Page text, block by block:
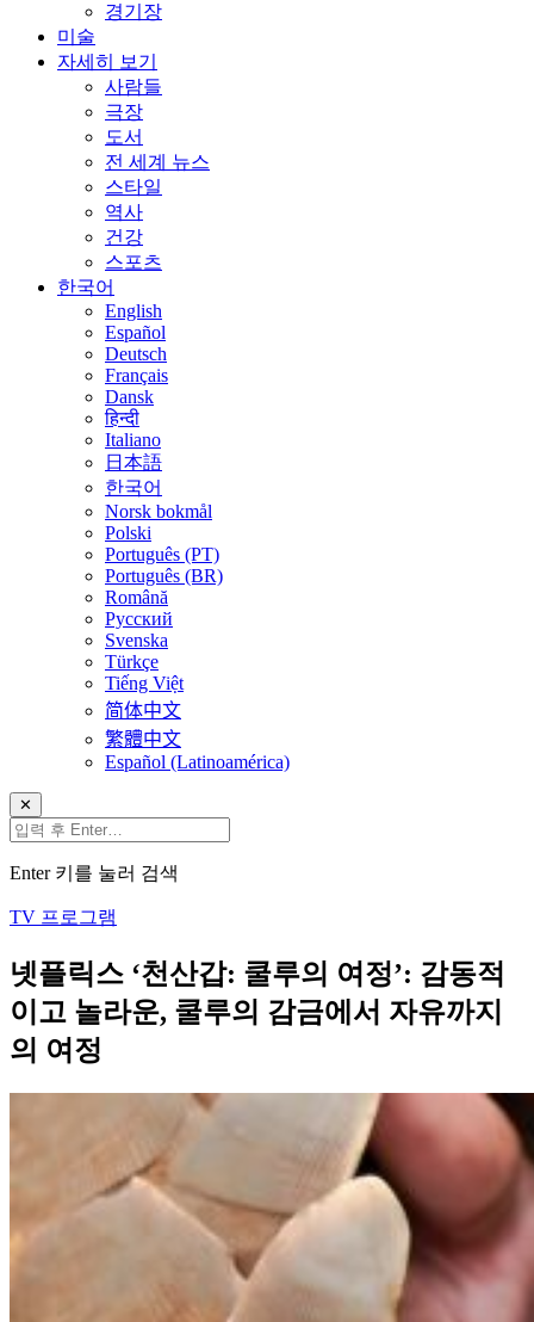
경기장
미술
자세히 보기
사람들
극장
도서
전 세계 뉴스
스타일
역사
건강
스포츠
한국어
English
Español
Deutsch
Français
Dansk
हिन्दी
Italiano
日本語
한국어
Norsk bokmål
Polski
Português (PT)
Português (BR)
Română
Русский
Svenska
Türkçe
Tiếng Việt
简体中文
繁體中文
Español (Latinoamérica)
✕
Enter 키를 눌러 검색
TV 프로그램
넷플릭스 ‘천산갑: 쿨루의 여정’: 감동적
이고 놀라운, 쿨루의 감금에서 자유까지
의 여정